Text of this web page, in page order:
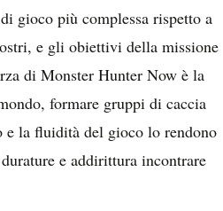
gioco più complessa rispetto a
e gli obiettivi della missione
di Monster Hunter Now è la
formare gruppi di caccia
la fluidità del gioco lo rendono
e addirittura incontrare